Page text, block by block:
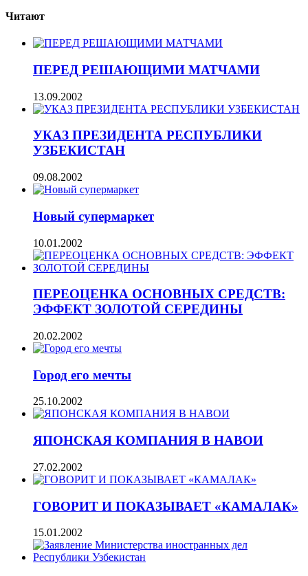
Читают
ПЕРЕД РЕШАЮЩИМИ МАТЧАМИ
13.09.2002
УКАЗ ПРЕЗИДЕНТА РЕСПУБЛИКИ
УЗБЕКИСТАН
09.08.2002
Новый супермаркет
10.01.2002
ПЕРЕОЦЕНКА ОСНОВНЫХ СРЕДСТВ:
ЭФФЕКТ ЗОЛОТОЙ СЕРЕДИНЫ
20.02.2002
Город его мечты
25.10.2002
ЯПОНСКАЯ КОМПАНИЯ В НАВОИ
27.02.2002
ГОВОРИТ И ПОКАЗЫВАЕТ «КАМАЛАК»
15.01.2002